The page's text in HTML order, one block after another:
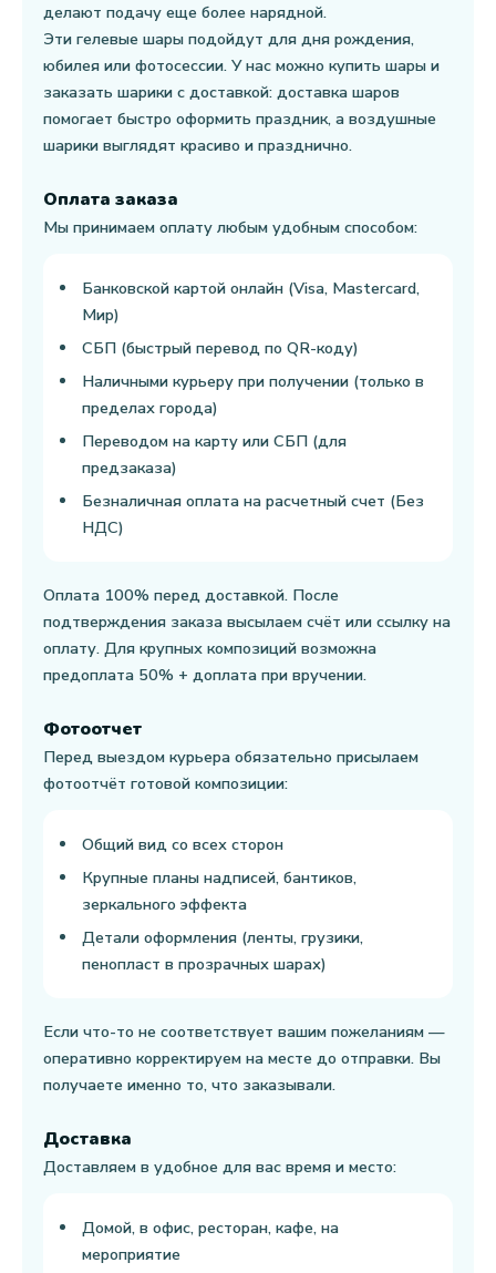
делают подачу еще более нарядной.
Эти гелевые шары подойдут для дня рождения,
юбилея или фотосессии. У нас можно купить шары и
заказать шарики с доставкой: доставка шаров
помогает быстро оформить праздник, а воздушные
шарики выглядят красиво и празднично.
Оплата заказа
Мы принимаем оплату любым удобным способом:
Банковской картой онлайн (Visa, Mastercard,
Мир)
СБП (быстрый перевод по QR-коду)
Наличными курьеру при получении (только в
пределах города)
Переводом на карту или СБП (для
предзаказа)
Безналичная оплата на расчетный счет (Без
НДС)
Оплата 100% перед доставкой. После
подтверждения заказа высылаем счёт или ссылку на
оплату. Для крупных композиций возможна
предоплата 50% + доплата при вручении.
Фотоотчет
Перед выездом курьера обязательно присылаем
фотоотчёт готовой композиции:
Общий вид со всех сторон
Крупные планы надписей, бантиков,
зеркального эффекта
Детали оформления (ленты, грузики,
пенопласт в прозрачных шарах)
Если что-то не соответствует вашим пожеланиям —
оперативно корректируем на месте до отправки. Вы
получаете именно то, что заказывали.
Доставка
Доставляем в удобное для вас время и место:
Домой, в офис, ресторан, кафе, на
мероприятие